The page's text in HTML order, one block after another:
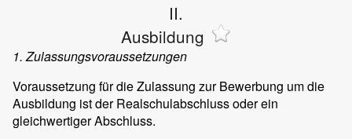
II.
Ausbildung
1. Zulassungsvoraussetzungen
Voraussetzung für die Zulassung zur Bewerbung um die
Ausbildung ist der Realschulabschluss oder ein
gleichwertiger Abschluss.